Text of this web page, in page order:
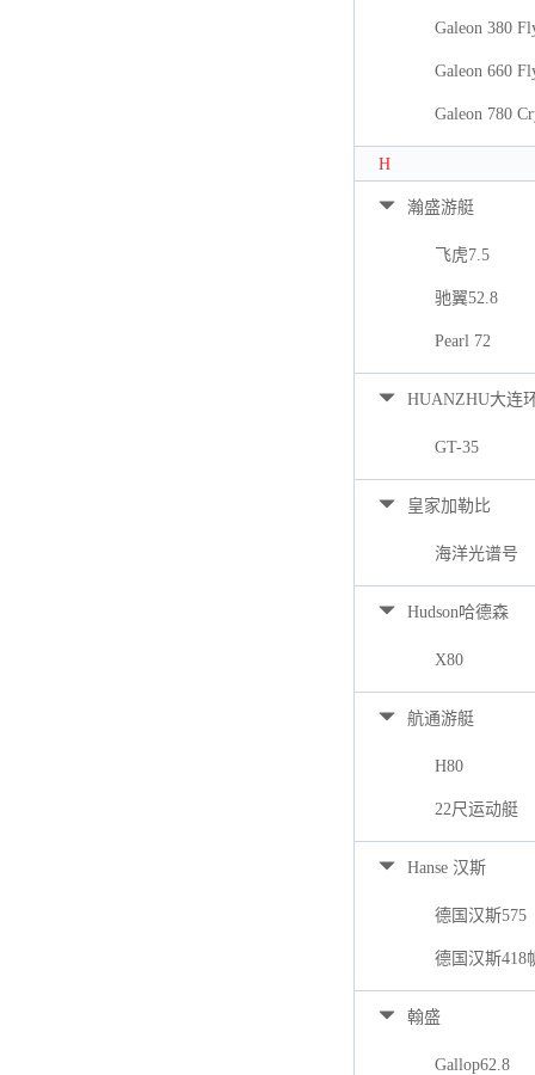
Galeon 380
Galeon 660
Galeon 780
H
瀚盛游艇
飞虎7.5
驰翼52.8
Pearl 72
HUANZHU大连
GT-35
皇家加勒比
海洋光谱号
Hudson哈德森
X80
航通游艇
H80
22尺运动艇
Hanse 汉斯
德国汉斯575
德国汉斯418
翰盛
Gallop62.8